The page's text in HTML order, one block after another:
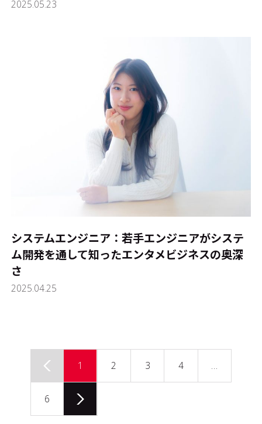
2025.05.23
システムエンジニア：若手エンジニアがシステ
ム開発を通して知ったエンタメビジネスの奥深
さ
2025.04.25
1 2 3 4 …
6